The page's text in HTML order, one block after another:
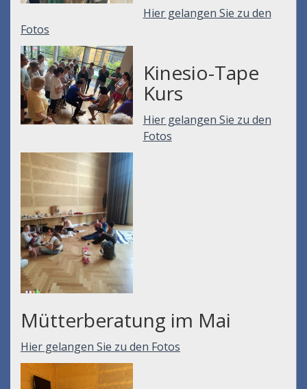
Hier gelangen Sie zu den
Fotos
Kinesio-Tape
Kurs
Hier gelangen Sie zu den
Fotos
Mütterberatung im Mai
Hier gelangen Sie zu den Fotos